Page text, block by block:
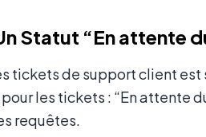
Statut “En attente
tickets de support client est
les tickets : “En attente
requêtes.